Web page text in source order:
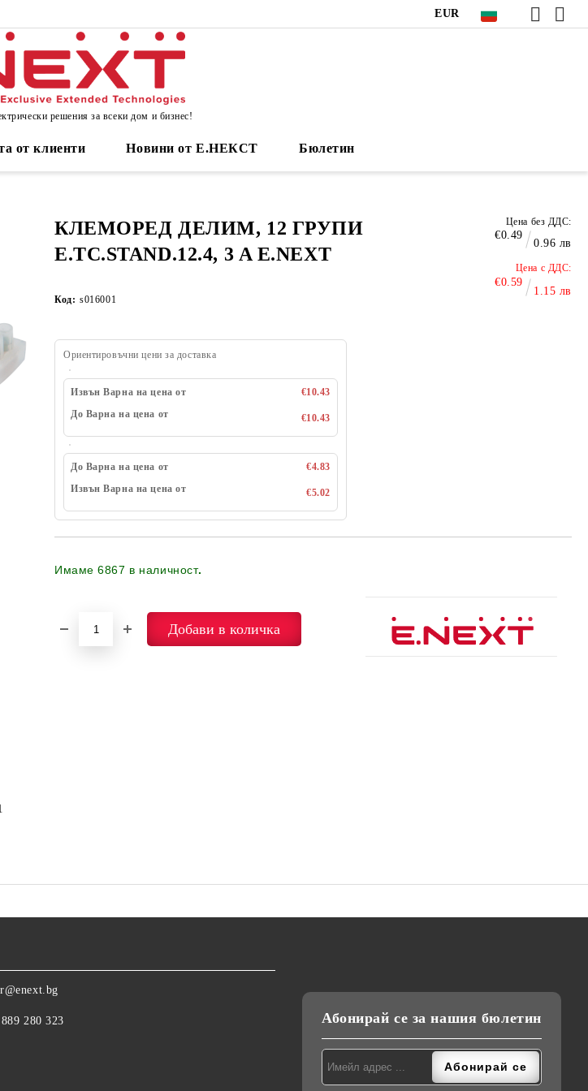
EUR
решения за всеки дом и бизнес!
от клиенти Новини от Е.НЕКСТ Бюлетин
КЛЕМОРЕД ДЕЛИМ, 12 ГРУПИ
E.TC.STAND.12.4, 3 A E.NEXT
Цена без ДДС:
€0.49
0.96 лв
Цена с ДДС:
€0.59
1.15 лв
Код: s016001
Ориентировъчни цени за доставка
Извън Варна на цена от
€10.43
До Варна на цена от
€10.43
До Варна на цена от
€4.83
Извън Варна на цена от
€5.02
Имаме6867 в наличност.
280 323 Абонирай се за нашия бюлетин